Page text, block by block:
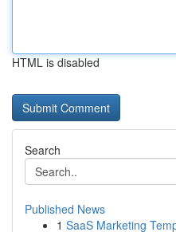
HTML is disabled
Search
Published News
1 SaaS Marketing